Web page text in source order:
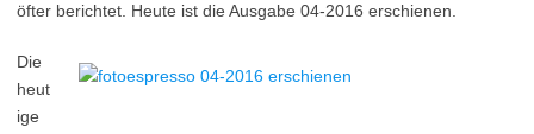
öfter berichtet. Heute ist die Ausgabe 04-2016 erschienen.
Die
heut
ige